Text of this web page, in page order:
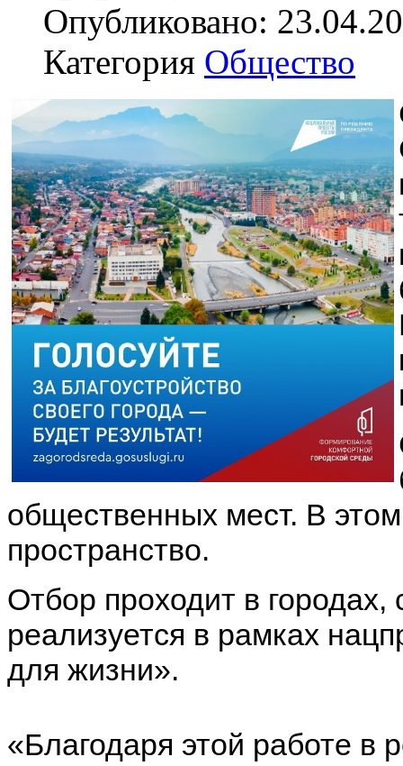
Опубликовано:
Категория Общество
общественных мест. В
пространство.
Отбор проходит в
реализуется в рамках
для жизни».
«Благодаря этой работе в